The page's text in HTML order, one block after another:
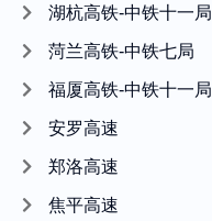
湖杭高铁-中铁十一局
菏兰高铁-中铁七局
福厦高铁-中铁十一局
安罗高速
郑洛高速
焦平高速